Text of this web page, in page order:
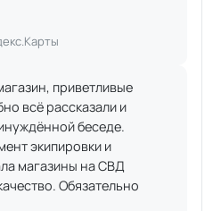
приветливые
всё рассказали и
беседе.
экипировки и
магазины на СВД
Обязательно